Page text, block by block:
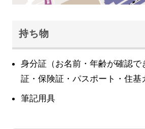
持ち物
身分証（お名前・年齢が確認で
証・保険証・パスポート・住基
筆記用具